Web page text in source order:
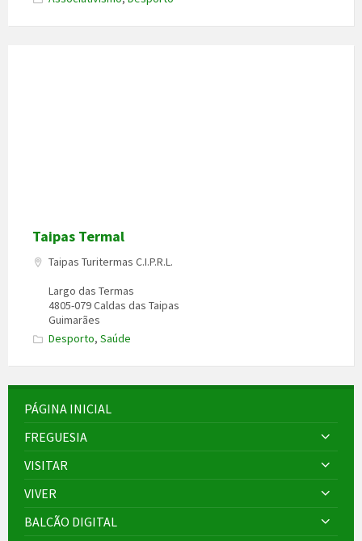
Taipas Termal
Taipas Turitermas C.I.P.R.L.
Largo das Termas
4805-079 Caldas das Taipas
Guimarães
Desporto, Saúde
PÁGINA INICIAL
FREGUESIA
VISITAR
VIVER
BALCÃO DIGITAL